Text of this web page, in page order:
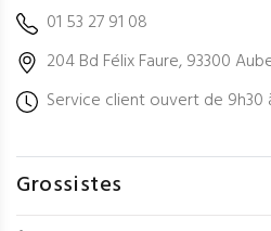
01 53 27 91 08
204 Bd Félix Faure, 93300
Service client ouvert de 9h30
Grossistes